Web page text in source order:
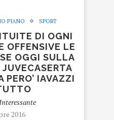
PIANO SPORT
DI OGNI
OFFENSIVE LE
OGGI SULLA
PERO’ IAVAZZI
2016